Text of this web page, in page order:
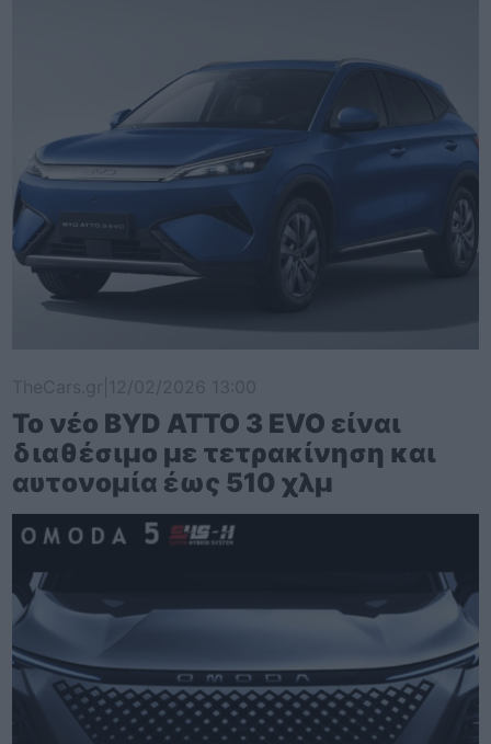
Το νέο BYD ATTO 3 EVO είναι
διαθέσιμο με τετρακίνηση και
αυτονομία έως 510 χλμ